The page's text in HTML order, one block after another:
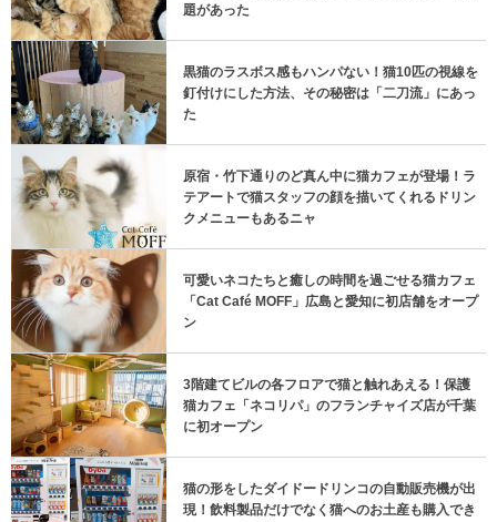
題があった
黒猫のラスボス感もハンパない！猫10匹の視線を
釘付けにした方法、その秘密は「二刀流」にあっ
た
原宿・竹下通りのど真ん中に猫カフェが登場！ラ
テアートで猫スタッフの顔を描いてくれるドリン
クメニューもあるニャ
可愛いネコたちと癒しの時間を過ごせる猫カフェ
「Cat Café MOFF」広島と愛知に初店舗をオープ
ン
3階建てビルの各フロアで猫と触れあえる！保護
猫カフェ「ネコリパ」のフランチャイズ店が千葉
に初オープン
猫の形をしたダイドードリンコの自動販売機が出
現！飲料製品だけでなく猫へのお土産も購入でき